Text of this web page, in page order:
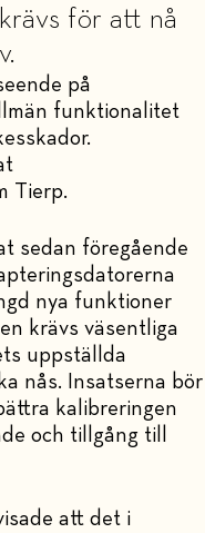
för att nå
på
funktionalitet
Tierp.
sedan föregående
nya funktioner
krävs väsentliga
uppställda
nås. Insatserna bör
kalibreringen
och tillgång till
att det i